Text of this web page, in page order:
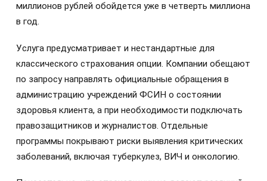
миллионов рублей обойдется уже в четверть миллиона
в год.
Услуга предусматривает и нестандартные для
классического страхования опции. Компании обещают
по запросу направлять официальные обращения в
администрацию учреждений ФСИН о состоянии
здоровья клиента, а при необходимости подключать
правозащитников и журналистов. Отдельные
программы покрывают риски выявления критических
заболеваний, включая туберкулез, ВИЧ и онкологию.